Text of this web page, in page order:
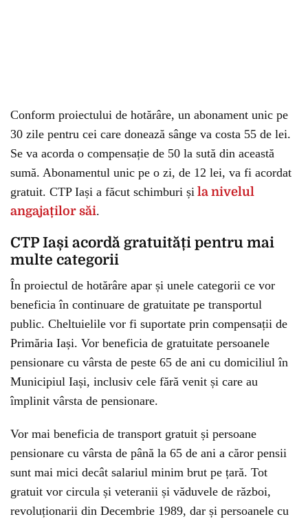
Conform proiectului de hotărâre, un abonament unic pe
30 zile pentru cei care donează sânge va costa 55 de lei.
Se va acorda o compensație de 50 la sută din această
sumă. Abonamentul unic pe o zi, de 12 lei, va fi acordat
gratuit. CTP Iași a făcut schimburi și la nivelul
angajaților săi.
CTP Iași acordă gratuități pentru mai
multe categorii
În proiectul de hotărâre apar și unele categorii ce vor
beneficia în continuare de gratuitate pe transportul
public. Cheltuielile vor fi suportate prin compensații de
Primăria Iași. Vor beneficia de gratuitate persoanele
pensionare cu vârsta de peste 65 de ani cu domiciliul în
Municipiul Iași, inclusiv cele fără venit și care au
împlinit vârsta de pensionare.
Vor mai beneficia de transport gratuit și persoane
pensionare cu vârsta de până la 65 de ani a căror pensii
sunt mai mici decât salariul minim brut pe țară. Tot
gratuit vor circula și veteranii și văduvele de război,
revoluționarii din Decembrie 1989, dar și persoanele cu